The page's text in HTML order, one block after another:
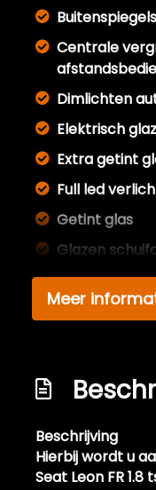
Centrale
Dimlichten
Elektrisch
Extra getint
Full led
Getint glas
Glazen
Keyless entry
Led
Led koplampen
Lichtmetalen
Meer
Beschrijving
Hierbij wordt u
Seat Leon FR 1.8